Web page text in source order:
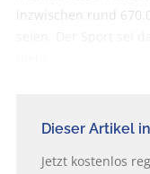
inzwischen rund
Dieser Artikel
Jetzt kostenlos